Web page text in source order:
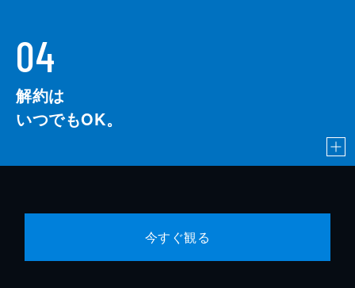
04
解約は
いつでもOK。
今すぐ観る